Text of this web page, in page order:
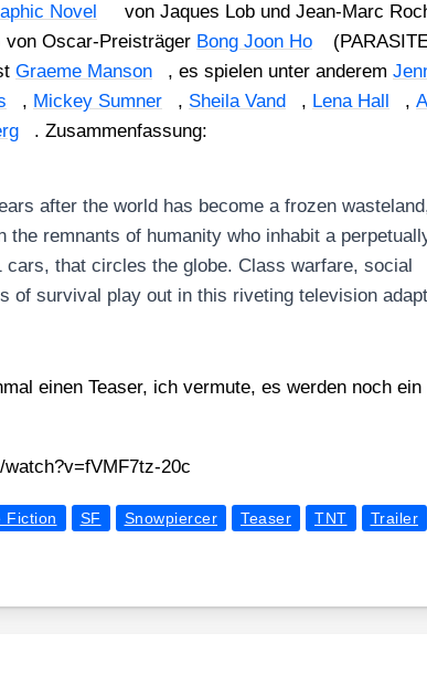
Novel
von Jaques Lob und Jean-Marc
von Oscar-Preis­trä­ger Bong Joon Ho
Grae­me Man­son , es spie­len unter ande­rem
, Mickey Sum­ner , Shei­la Vand , Lena Hall ,
. Zusam­men­fas­sung:
after the world has beco­me a fro­zen
the rem­nants of huma­ni­ty who inha­bit a
cars, that cir­cles the glo­be. Class war­fa­re, social
of sur­vi­val play out in this rive­ting tele­vi­si­on
einen Teaser, ich ver­mu­te, es wer­den noch ein
​20c
Fiction SF Snowpiercer Teaser TNT Trailer